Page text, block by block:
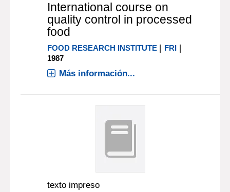
International course on
quality control in processed
food
FOOD RESEARCH INSTITUTE | FRI |
1987
Más información...
texto impreso